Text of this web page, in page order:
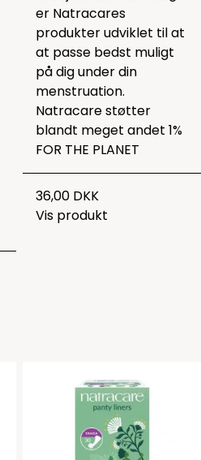
er Natracares
produkter udviklet til at
at passe bedst muligt
på dig under din
menstruation.
Natracare støtter
blandt meget andet 1%
FOR THE PLANET
36,00 DKK
Vis produkt